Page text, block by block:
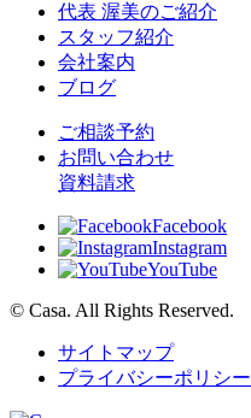
代表 渥美のご紹介
スタッフ紹介
会社案内
ブログ
ご相談予約
お問い合わせ
資料請求
Facebook
Instagram
YouTube
© Casa. All Rights Reserved.
サイトマップ
プライバシーポリシー